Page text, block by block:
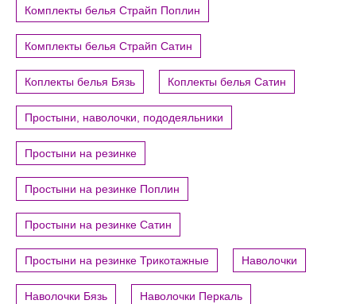
Комплекты белья Страйп Поплин
Комплекты белья Страйп Сатин
Коплекты белья Бязь Коплекты белья Сатин
Простыни, наволочки, пододеяльники
Простыни на резинке
Простыни на резинке Поплин
Простыни на резинке Сатин
Простыни на резинке Трикотажные Наволочки
Наволочки Бязь Наволочки Перкаль